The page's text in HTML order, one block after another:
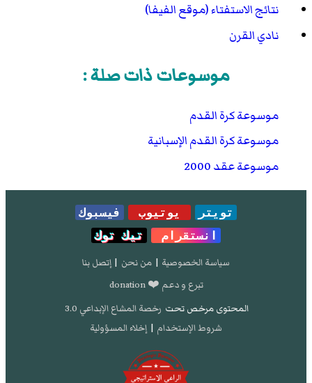
نتائج الاستفتاء (موقع الفيفا)
نادي القرن
موسوعات ذات صلة :
موسوعة كرة القدم
موسوعة كرة القدم الإسبانية
موسوعة عقد 2000
تويتر يوتيوب
فيسبوك
انستقرام
تيك توك
سياسة الخصوصية | من نحن | إتصل بنا
تبرع و دعم ❤️ donation
المحتوى مرخص تحت رخصة المشاع الإبداعي 3.0
شروط الإستخدام | إخلاء المسؤولية